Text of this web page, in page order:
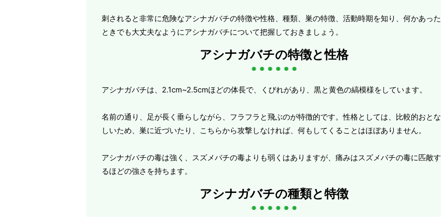
刺されると非常に危険なアシナガバチの特徴や性格、種類、巣の特徴、活動時期を知り、何かあった
ときでも大丈夫なようにアシナガバチについて把握しておきましょう。
アシナガバチの特徴と性格
アシナガバチは、2.1cm~2.5cmほどの体長で、くびれがあり、黒と黄色の縞模様をしています。
名前の通り、足が長く垂らしながら、フラフラと飛ぶのが特徴的です。性格としては、比較的おとな
しいため、巣に近づいたり、こちらから攻撃しなければ、何もしてくることはほぼありません。
アシナガバチの毒は強く、スズメバチの毒よりも弱くはありますが、痛みはスズメバチの毒に匹敵す
るほどの強さを持ちます。
アシナガバチの種類と特徴